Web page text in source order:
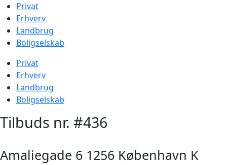
Privat
Erhverv
Landbrug
Boligselskab
Privat
Erhverv
Landbrug
Boligselskab
Tilbuds nr. #436
Amaliegade 6 1256 København K